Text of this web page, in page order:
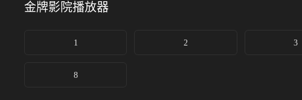
金牌影院播放器
1 2 3
8